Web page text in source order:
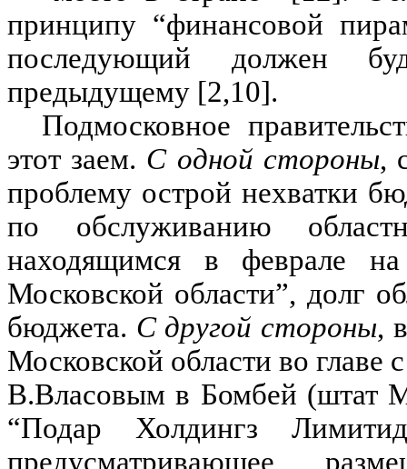
принципу “финансовой
последующий должен
предыдущему [2,10].
Подмосковное
этот заем. С одной стороны,
проблему острой нехватки
по обслуживанию
находящимся в феврале
Московской области”, долг
бюджета. С другой стороны,
Московской области во
В.Власовым в Бомбей (штат
“Подар Холдингз
предусматривающее